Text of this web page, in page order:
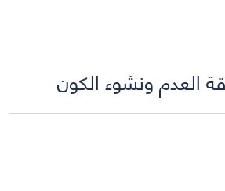
العدم ونشوء الكون